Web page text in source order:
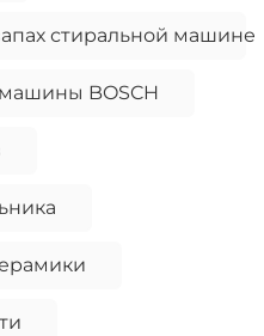
стиральной машине
BOSCH